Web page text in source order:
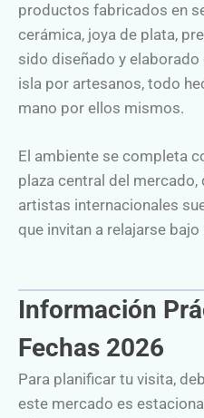
productos fabricados en
cerámica, joya de plata,
sido diseñado y
isla por artesanos, todo
mano por ellos mismos.
El ambiente se completa
plaza central del
artistas internacionales
que invitan a relajarse
Información
Fechas 2026
Para planificar tu visita,
este mercado es